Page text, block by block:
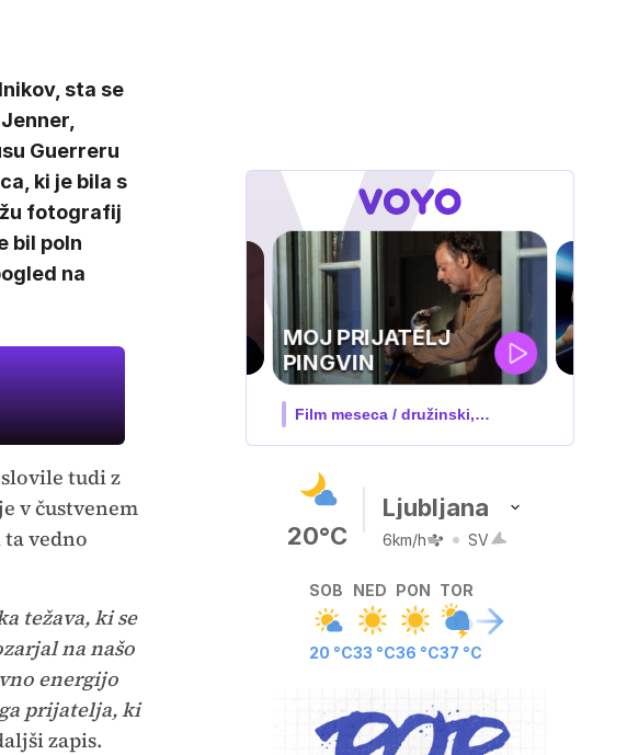
sta se
Guerreru
ki je bila s
fotografij
bil poln
na
tudi z
v čustvenem
vedno
težava, ki se
na našo
energijo
prijatelja, ki
zapis.
UEFA
SUPERPOKAL
V živo na VOYO: sreda ob 20.30
20°C
Ljubljana
6km/h SV
SOB
20 °C
NED
33 °C
PON
36 °C
TOR
37 °C